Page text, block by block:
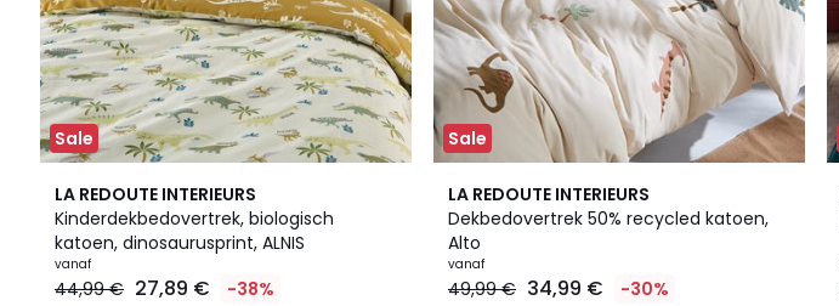
Sale
LA REDOUTE INTERIEURS
Kinderdekbedovertrek, biologisch
katoen, dinosaurusprint, ALNIS
vanaf
44,99 € 27,89 € -38%
Sale
LA REDOUTE INTERIEURS
Dekbedovertrek 50% recycled katoen,
Alto
vanaf
49,99 € 34,99 € -30%
4,7
/ 5